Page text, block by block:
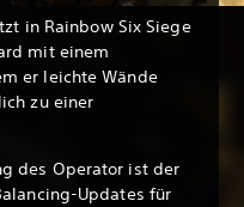
in Rainbow Six Siege
mit einem
er leichte Wände
zu einer
des Operator ist der
Updates für